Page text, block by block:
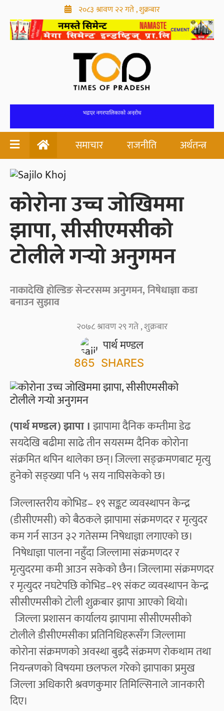
२०८३ श्रावण २२ गते , शुक्रबार
समाचार राजनीति अर्थतन्त्र
कोरोना उच्च जोखिममा
झापा, सीसीएमसीको
टोलीले गर्‍यो अनुगमन
नाकादेखि होल्डिङ सेन्टरसम्म अनुगमन, निषेधाज्ञा कडा
बनाउन सुझाव
पार्थ मण्डल
२०७८ श्रावण २९ गते , शुक्रबार
865 SHARES
(पार्थ मण्डल) झापा ।झापामा दैनिक कम्तीमा डेढ
सयदेखि बढीमा साढे तीन सयसम्म दैनिक कोरोना
संक्रमित थपिन थालेका छन्। जिल्ला सङ्क्रमणबाट मृत्यु
हुनेको सङ्ख्या पनि ५ सय नाघिसकेको छ।
जिल्लास्तरीय कोभिड– १९ सङ्कट व्यवस्थापन केन्द्र
(डीसीएमसी) को बैठकले झापामा संक्रमणदर र मृत्युदर
कम गर्न साउन ३२ गतेसम्म निषेधाज्ञा लगाएको छ।
निषेधाज्ञा पालना नहुँदा जिल्लामा संक्रमणदर र
मृत्युदरमा कमी आउन सकेको छैन। जिल्लामा संक्रमणदर
र मृत्युदर नघटेपछि कोभिड–१९ संकट व्यवस्थापन केन्द्र
सीसीएमसीको टोली शुक्रबार झापा आएको थियो।
जिल्ला प्रशासन कार्यालय झापामा सीसीएमसीको
टोलीले डीसीएमसीका प्रतिनिधिहरूसँग जिल्लामा
कोरोना संक्रमणको अवस्था बुझ्दै संक्रमण रोकथाम तथा
नियन्त्रणको विषयमा छलफल गरेको झापाका प्रमुख
जिल्ला अधिकारी श्रवणकुमार तिमिल्सिनाले जानकारी
दिए।